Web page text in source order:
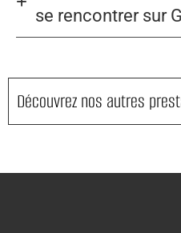
se rencontrer sur
Découvrez nos autres